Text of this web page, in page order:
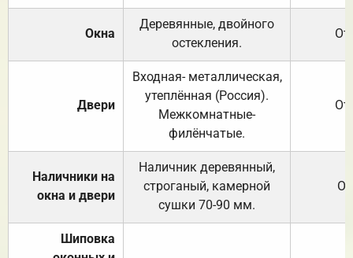
Окна
Деревянные, двойного
остекления.
Двери
Входная- металлическая,
утеплённая (Россия).
Межкомнатные-
филёнчатые.
Наличники на
окна и двери
Наличник деревянный,
строганый, камерной
сушки 70-90 мм.
Шиповка